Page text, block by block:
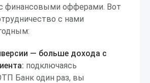
финансовыми офферами. Вот
с нами
— больше дохода с
подключаясь
Банк один раз, вы